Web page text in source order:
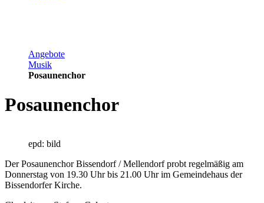
Angebote
Musik
Posaunenchor
Posaunenchor
epd: bild
Der Posaunenchor Bissendorf / Mellendorf probt regelmäßig am
Donnerstag von 19.30 Uhr bis 21.00 Uhr im Gemeindehaus der
Bissendorfer Kirche.